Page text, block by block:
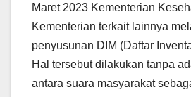
Maret 2023 Kementerian
Kementerian terkait lainnya
penyusunan DIM (Daftar
Hal tersebut dilakukan tanpa
antara suara masyarakat